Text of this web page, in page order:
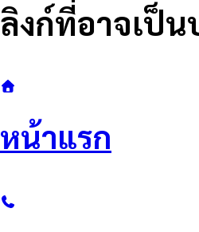
ลิงก์ที่อาจเป็น
หน้าแรก